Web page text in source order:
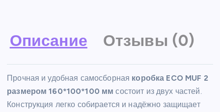
Описание Отзывы (0)
Прочная и удобная самосборная коробка ECO MUF 2
размером 160*100*100 мм состоит из двух частей.
Конструкция легко собирается и надёжно защищает